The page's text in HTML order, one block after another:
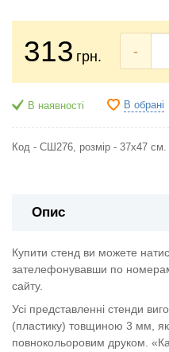
313 грн. -
В наявності В обрані
Код - СШ276, розмір - 37х47 см.
Опис
Купити стенд ви можете
зателефонувавши по
сайту.
Усі представленні стенди
(пластику) товщиною 3 мм,
повнокольоровим друком.